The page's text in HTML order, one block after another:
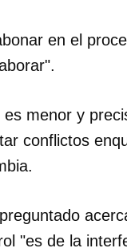
en el
menor y
conflictos
"es de la